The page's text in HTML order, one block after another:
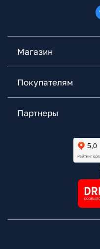
Магазин
Покупателям
Партнеры